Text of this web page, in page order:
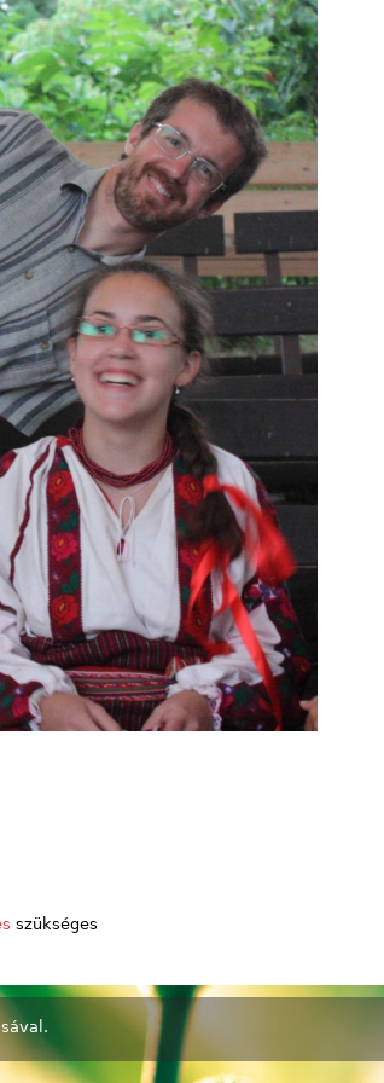
szükséges